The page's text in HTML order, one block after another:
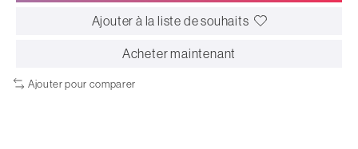
Ajouter à la liste de souhaits
Acheter maintenant
Ajouter pour comparer